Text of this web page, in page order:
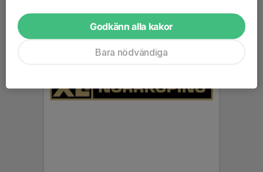
Godkänn alla kakor
Bara nödvändiga